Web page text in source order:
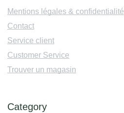
Mentions légales & confidentialité
Contact
Service client
Customer Service
Trouver un magasin
Category